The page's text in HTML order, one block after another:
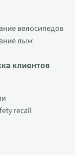
велосипедов
лыж
клиентов
recall